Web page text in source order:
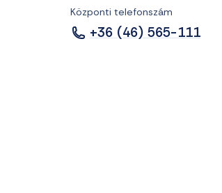
Központi telefonszám
+36 (46) 565-111